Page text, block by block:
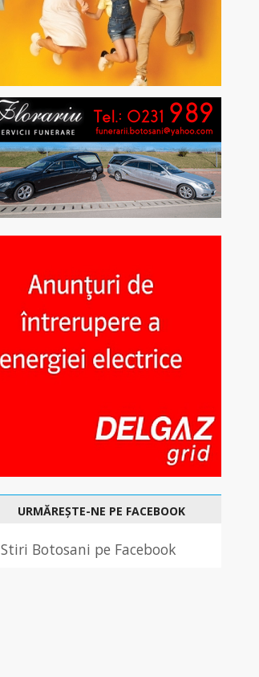
URMĂREȘTE-NE PE FACEBOOK
Stiri Botosani pe Facebook